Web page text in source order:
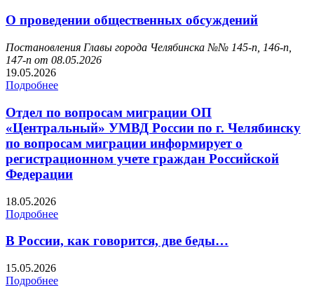
О проведении общественных обсуждений
Постановления Главы города Челябинска №№ 145-п, 146-п,
147-п от 08.05.2026
19.05.2026
Подробнее
Отдел по вопросам миграции ОП
«Центральный» УМВД России по г. Челябинску
по вопросам миграции информирует о
регистрационном учете граждан Российской
Федерации
18.05.2026
Подробнее
В России, как говорится, две беды…
15.05.2026
Подробнее